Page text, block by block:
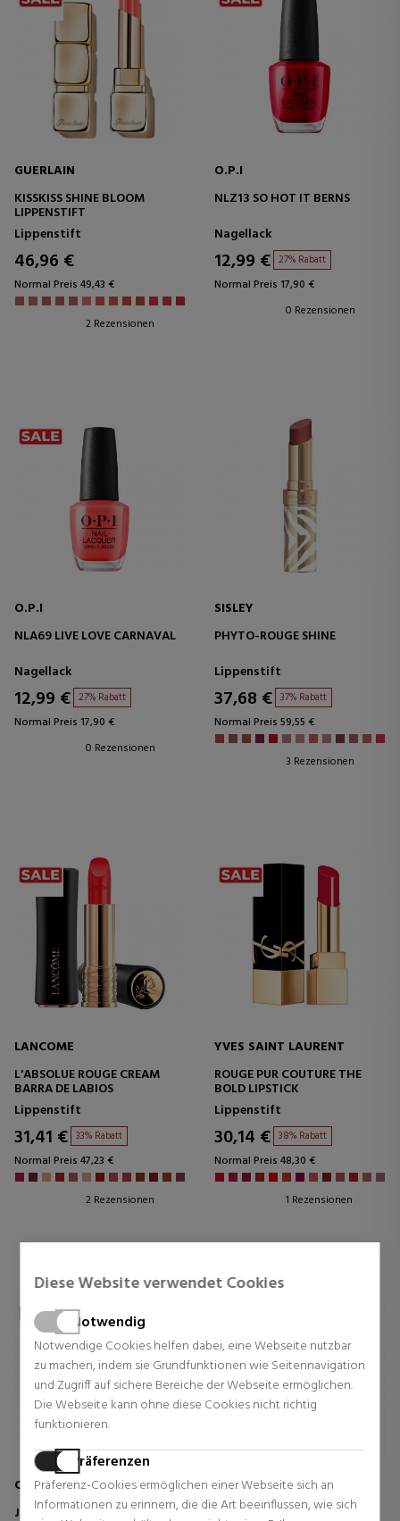
Diese Website verwendet Cookies
Notwendig
Notwendige Cookies helfen dabei, eine Webseite nutzbar
zu machen, indem sie Grundfunktionen wie Seitennavigation
und Zugriff auf sichere Bereiche der Webseite ermöglichen.
Die Webseite kann ohne diese Cookies nicht richtig
funktionieren.
Präferenzen
Präferenz-Cookies ermöglichen einer Webseite sich an
Informationen zu erinnern, die die Art beeinflussen, wie sich
GUERLAIN
KISSKISS SHINE BLOOM
LIPPENSTIFT
Lippenstift
46,96 €
Normal Preis 49,43 €
2 Rezensionen
O.P.I
NLZ13 SO HOT IT BERNS
Nagellack
12,99 € 27% Rabatt
Normal Preis 17,90 €
0 Rezensionen
O.P.I
NLA69 LIVE LOVE CARNAVAL
Nagellack
12,99 € 27% Rabatt
Normal Preis 17,90 €
0 Rezensionen
SISLEY
PHYTO-ROUGE SHINE
Lippenstift
37,68 € 37% Rabatt
Normal Preis 59,55 €
3 Rezensionen
LANCOME
L'ABSOLUE ROUGE CREAM
BARRA DE LABIOS
Lippenstift
31,41 € 33% Rabatt
Normal Preis 47,23 €
2 Rezensionen
YVES SAINT LAURENT
ROUGE PUR COUTURE THE
BOLD LIPSTICK
Lippenstift
30,14 € 38% Rabatt
Normal Preis 48,30 €
1 Rezensionen
CLARINS
JOLI ROUGE CASE
CLINIQUE
ALMOST LIPSTICK BLACK